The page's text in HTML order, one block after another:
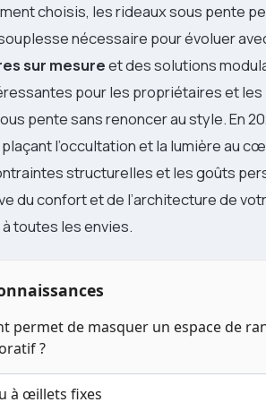
choisis, les rideaux sous pente
nécessaire pour évoluer
sur mesureet des solutions
pour les propriétaires et
pente sans renoncer au style. En
l’occultation et la lumière au
structurelles et les goûts
du confort et de l’architecture de
toutes les envies.
permet de masquer un espace de
?
à œillets fixes